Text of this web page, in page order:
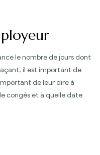
le nombre de jours dont
il est important de
de leur dire à
congés et à quelle date